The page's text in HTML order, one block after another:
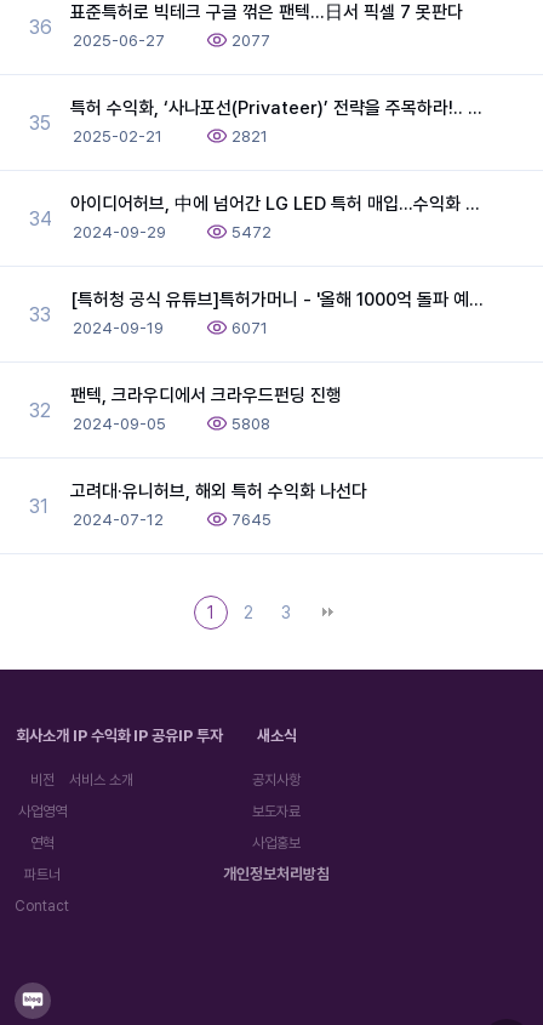
36
표준특허로 빅테크 구글 꺾은 팬텍…日서 픽셀 7 못판다
2025-06-27 2077
35
특허 수익화, ‘사나포선(Privateer)’ 전략을 주목하라!.. 임경수 아이디어허브 대표
2025-02-21 2821
34
아이디어허브, 中에 넘어간 LG LED 특허 매입...수익화 사업 속도
2024-09-29 5472
33
[특허청 공식 유튜브]특허가머니 - '올해 1000억 돌파 예정인 대표님의 하루'
2024-09-19 6071
32
팬텍, 크라우디에서 크라우드펀딩 진행
2024-09-05 5808
31
고려대·유니허브, 해외 특허 수익화 나선다
2024-07-12 7645
1 2 3
회사소개
비전
사업영역
연혁
파트너
Contact
IP 수익화
서비스 소개
IP 공유IP 투자 새소식
공지사항
보도자료
사업홍보
개인정보처리방침